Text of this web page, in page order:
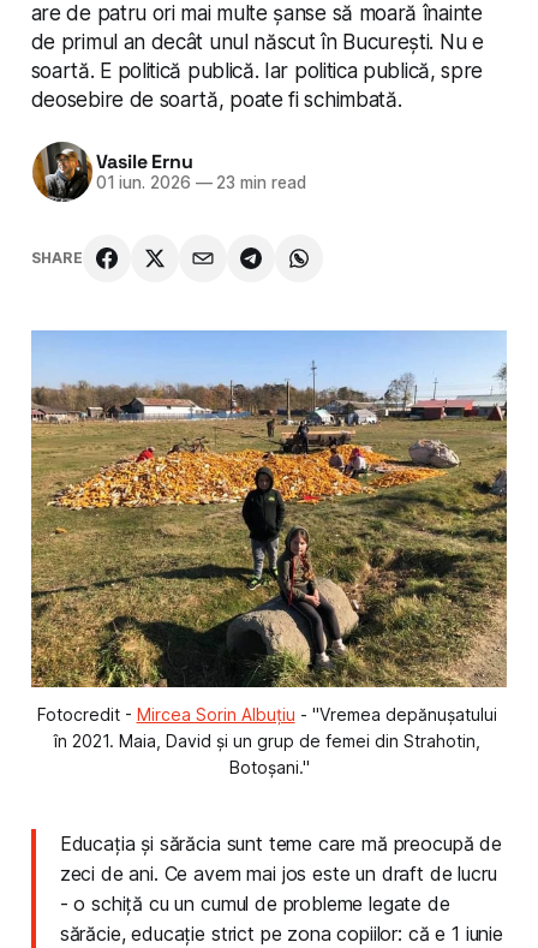
are de patru ori mai multe șanse să moară înainte
de primul an decât unul născut în București. Nu e
soartă. E politică publică. Iar politica publică, spre
deosebire de soartă, poate fi schimbată.
Vasile Ernu
01 iun. 2026 —23 min read
SHARE
Fotocredit - Mircea Sorin Albuțiu - "Vremea depănușatului
în 2021. Maia, David și un grup de femei din Strahotin,
Botoșani."
Educația și sărăcia sunt teme care mă preocupă de
zeci de ani. Ce avem mai jos este un draft de lucru
- o schiță cu un cumul de probleme legate de
sărăcie, educație strict pe zona copiilor: că e 1 iunie